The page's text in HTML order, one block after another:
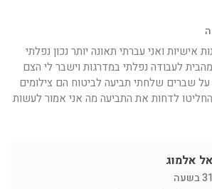
אישיות ואני עברתי תאונה יותר נכון נפלתי
לעבודה נפלתי במדרגות וישבר לי הצם
על שברים שלחתי תביעה לביטוח הם צילומים
לדחות את התביעה מה אני אמור לעשות
אלמוג